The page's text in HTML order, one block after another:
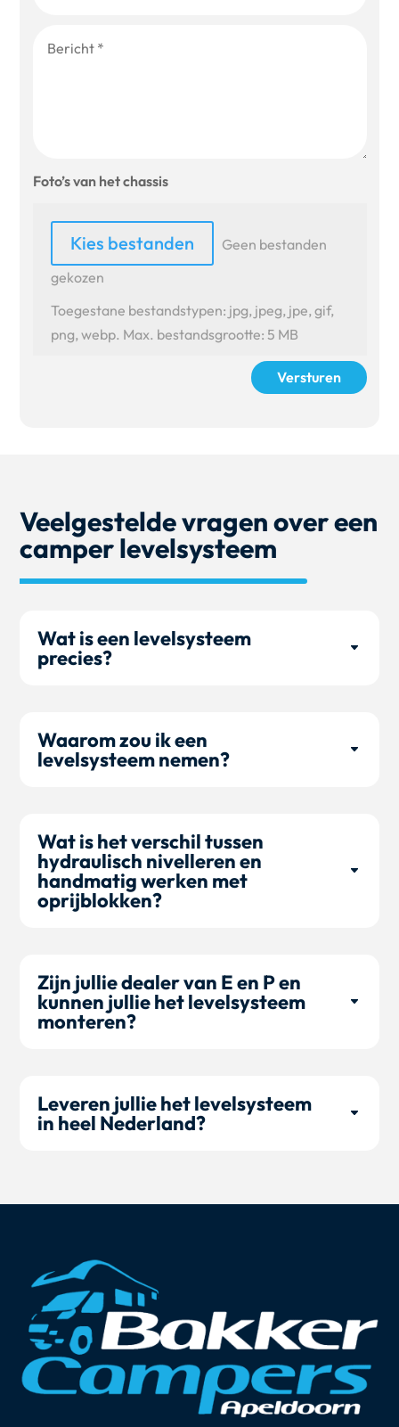
Foto’s van het chassis
File Input
Kies bestanden
Geen bestanden
gekozen
Toegestane bestandstypen: jpg, jpeg, jpe, gif,
png, webp. Max. bestandsgrootte: 5 MB
Versturen
Veelgestelde vragen over een
camper levelsysteem
Wat is een levelsysteem
precies?
Waarom zou ik een
levelsysteem nemen?
Wat is het verschil tussen
hydraulisch nivelleren en
handmatig werken met
oprijblokken?
Zijn jullie dealer van E en P en
kunnen jullie het levelsysteem
monteren?
Leveren jullie het levelsysteem
in heel Nederland?